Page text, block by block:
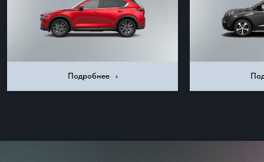
Подробнее⠀›